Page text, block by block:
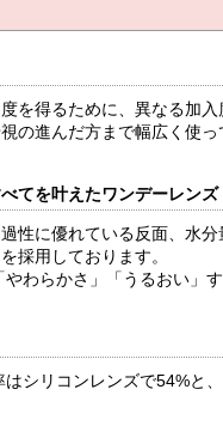
を得るために、異なる加
の進んだ方まで幅広く使っ
てを叶えたワンデーレンズ
性に優れている反面、水
採用しております。
わらかさ」「うるおい」
シリコンレンズで54%と